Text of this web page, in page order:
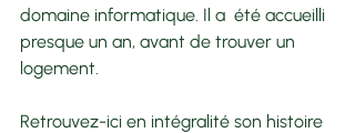
domaine informatique. Il a  été accueilli
presque un an, avant de trouver un
logement.
Retrouvez-ici en intégralité son histoire